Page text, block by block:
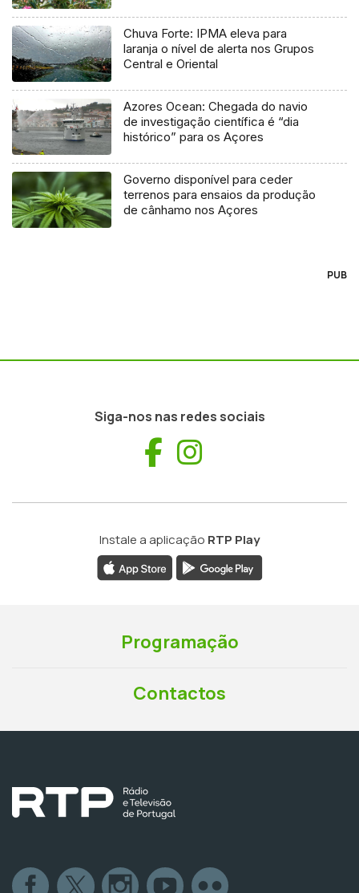
Chuva Forte: IPMA eleva para
laranja o nível de alerta nos Grupos
Central e Oriental
Azores Ocean: Chegada do navio
de investigação científica é “dia
histórico” para os Açores
Governo disponível para ceder
terrenos para ensaios da produção
de cânhamo nos Açores
PUB
Siga-nos nas redes sociais
Facebook
Instale a aplicação RTP Play
Programação
Contactos